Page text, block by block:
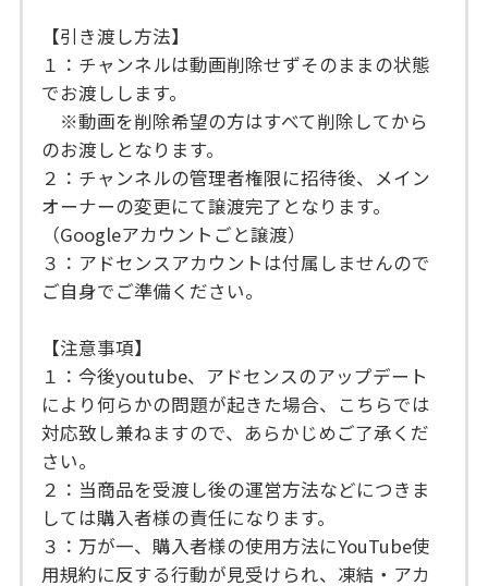
【引き渡し方法】
１：チャンネルは動画削除せずそのままの状態
でお渡しします。
※動画を削除希望の方はすべて削除してから
のお渡しとなります。
２：チャンネルの管理者権限に招待後、メイン
オーナーの変更にて譲渡完了となります。
（Googleアカウントごと譲渡）
３：アドセンスアカウントは付属しませんので
ご自身でご準備ください。
【注意事項】
１：今後youtube、アドセンスのアップデート
により何らかの問題が起きた場合、こちらでは
対応致し兼ねますので、あらかじめご了承くだ
さい。
２：当商品を受渡し後の運営方法などにつきま
しては購入者様の責任になります。
３：万が一、購入者様の使用方法にYouTube使
用規約に反する行動が見受けられ、凍結・アカ